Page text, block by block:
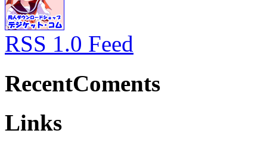
RSS 1.0 Feed
RecentComents
Links